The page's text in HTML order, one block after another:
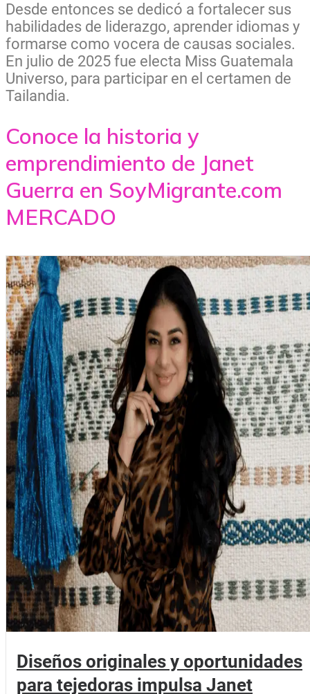
Desde entonces se dedicó a fortalecer sus
habilidades de liderazgo, aprender idiomas y
formarse como vocera de causas sociales.
En julio de 2025 fue electa Miss Guatemala
Universo, para participar en el certamen de
Tailandia.
Conoce la historia y
emprendimiento de Janet
Guerra en SoyMigrante.com
MERCADO
Diseños originales y oportunidades
para tejedoras impulsa Janet